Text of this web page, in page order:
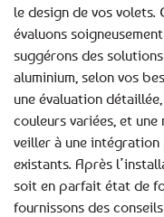
le design de vos volets.
évaluons
suggérons des
aluminium, selon vos
une évaluation
couleurs variées, et
veiller à une
existants. Après
soit en parfait état de
fournissons des